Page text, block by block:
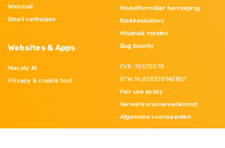
Webmail
Email verhuizen
Websites & Apps
Macaly AI
Privacy & cookie tool
Modelformulier herroeping
Klokkenluiders
Misbruik melden
Bug bounty
KVK: 70570078
BTW:NL858378140B01
Fair use policy
Verwerkersovereenkomst
Algemene voorwaarden